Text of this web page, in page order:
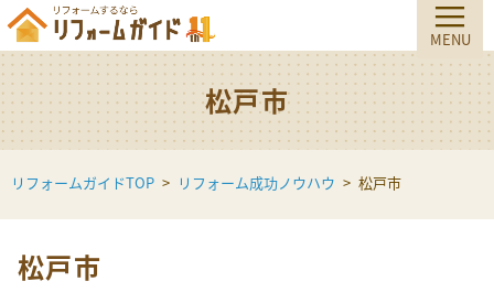
松戸市
リフォームガイドTOP リフォーム成功ノウハウ 松戸市
松戸市